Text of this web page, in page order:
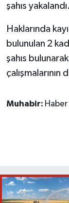
şahıs yakalandı.
Haklarında
bulunulan 2
şahıs
Muhabir: